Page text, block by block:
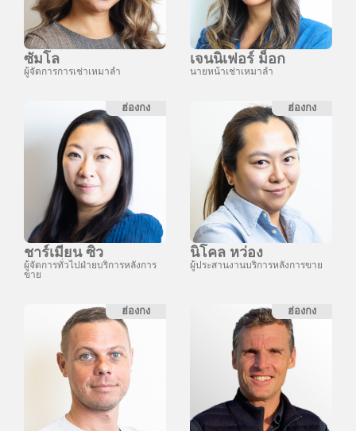
ซัมโล
ผู้จัดการการเช่าเหมาลำ
เจนนิเฟอร์ ม็อก
นายหน้าเช่าเหมาลำ
ชาร์เมียน ซิว
ผู้จัดการทั่วไปฝ่ายบริการหลังการ
ขาย
ฮ่องกง
นิโคล หว่อง
ผู้ประสานงานบริการหลังการขาย
ฮ่องกง
ฮ่องกง ฮ่องกง